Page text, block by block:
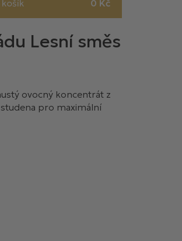
Lesní směs
ovocný koncentrát z
studena pro maximální